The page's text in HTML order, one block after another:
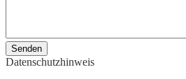
Senden
Datenschutzhinweis